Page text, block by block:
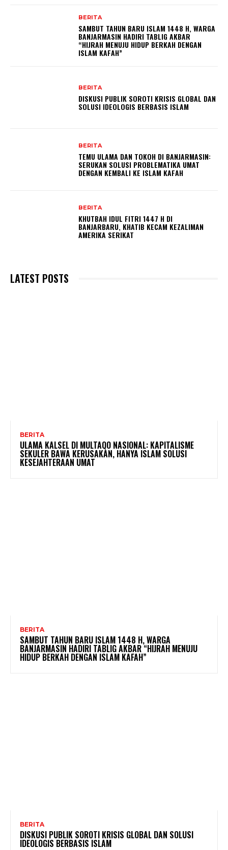
BERITA
SAMBUT TAHUN BARU ISLAM 1448 H, WARGA
BANJARMASIN HADIRI TABLIG AKBAR
“HIJRAH MENUJU HIDUP BERKAH DENGAN
ISLAM KAFAH”
BERITA
DISKUSI PUBLIK SOROTI KRISIS GLOBAL DAN
SOLUSI IDEOLOGIS BERBASIS ISLAM
BERITA
TEMU ULAMA DAN TOKOH DI BANJARMASIN:
SERUKAN SOLUSI PROBLEMATIKA UMAT
DENGAN KEMBALI KE ISLAM KAFAH
BERITA
KHUTBAH IDUL FITRI 1447 H DI
BANJARBARU, KHATIB KECAM KEZALIMAN
AMERIKA SERIKAT
LATEST POSTS
BERITA
ULAMA KALSEL DI MULTAQO NASIONAL: KAPITALISME
SEKULER BAWA KERUSAKAN, HANYA ISLAM SOLUSI
KESEJAHTERAAN UMAT
BERITA
SAMBUT TAHUN BARU ISLAM 1448 H, WARGA
BANJARMASIN HADIRI TABLIG AKBAR “HIJRAH MENUJU
HIDUP BERKAH DENGAN ISLAM KAFAH”
BERITA
DISKUSI PUBLIK SOROTI KRISIS GLOBAL DAN SOLUSI
IDEOLOGIS BERBASIS ISLAM